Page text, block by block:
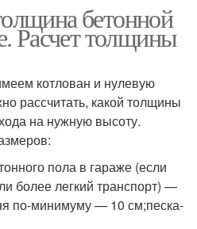
бетонной
Расчет толщины
котлован и нулевую
рассчитать, какой толщины
на нужную высоту.
пола в гараже (если
более легкий транспорт) —
по-минимуму — 10 см;песка-